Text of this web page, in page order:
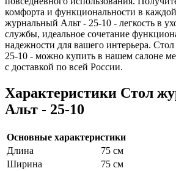
комфорта и функциональности в
журнальный Альт - 25-10 - легкость в
службы, идеальное сочетание
надежности для вашего интерьера.
25-10 - можно купить в нашем салоне
с доставкой по всей России.
Характеристики Стол
Альт - 25-10
Основные характеристики
Длина
75 см
Ширина
75 см